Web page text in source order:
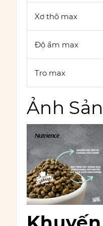
Xơ thô max
Độ ẩm max
Tro max
Ảnh